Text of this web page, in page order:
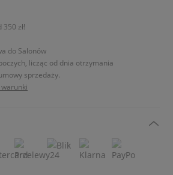
zł!
do Salonów
licząc od dnia otrzymania
sprzedaży.